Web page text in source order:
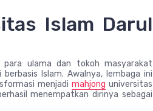
Islam Darul
para ulama dan tokoh masyarakat
Islam. Awalnya, lembaga ini
menjadi mahjong universitas
menempatkan dirinya sebagai